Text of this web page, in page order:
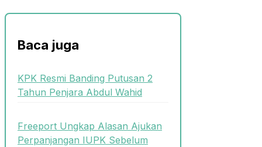
Baca juga
KPK Resmi Banding Putusan 2
Tahun Penjara Abdul Wahid
Freeport Ungkap Alasan Ajukan
Perpanjangan IUPK Sebelum